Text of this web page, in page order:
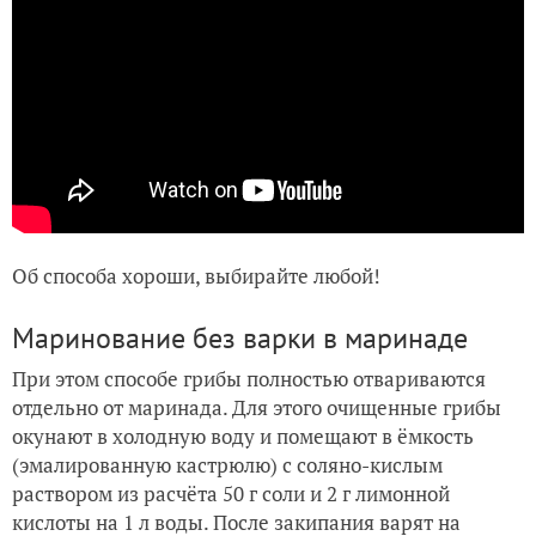
Об способа хороши, выбирайте любой!
Маринование без варки в маринаде
При этом способе грибы полностью отвариваются
отдельно от маринада. Для этого очищенные грибы
окунают в холодную воду и помещают в ёмкость
(эмалированную кастрюлю) с соляно-кислым
раствором из расчёта 50 г соли и 2 г лимонной
кислоты на 1 л воды. После закипания варят на